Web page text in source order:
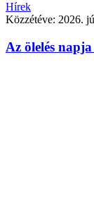
Hírek
Közzétéve: 2026.
Az ölelés